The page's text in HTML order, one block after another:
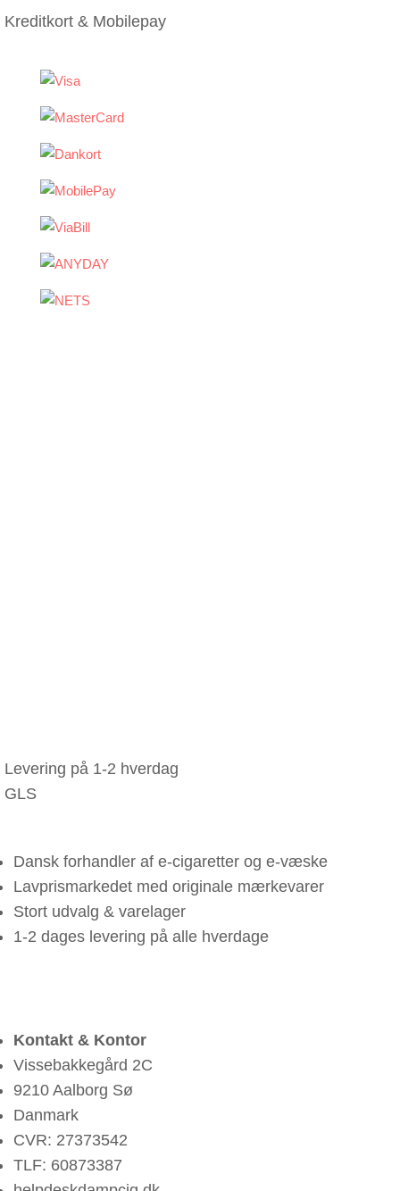
Kreditkort & Mobilepay
Levering på 1-2 hverdag
GLS
Dansk forhandler af e-cigaretter og e-væske
Lavprismarkedet med originale mærkevarer
Stort udvalg & varelager
1-2 dages levering på alle hverdage
Kontakt & Kontor
Vissebakkegård 2C
9210 Aalborg Sø
Danmark
CVR: 27373542
TLF: 60873387